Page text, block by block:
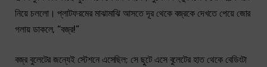
নিয়ে চললো। প্লাটফরমের মাঝামাঝি আসতে দূর থেকে বজ্রকে দেখতে পেয়ে জোর
গলায় ডাকলে, “বজ্র!”
বজ্র বুলেটের জন্যেই স্টেশনে এসেছিল; সে ছুটে এসে বুলেটের হাত থেকে বেডিংটা